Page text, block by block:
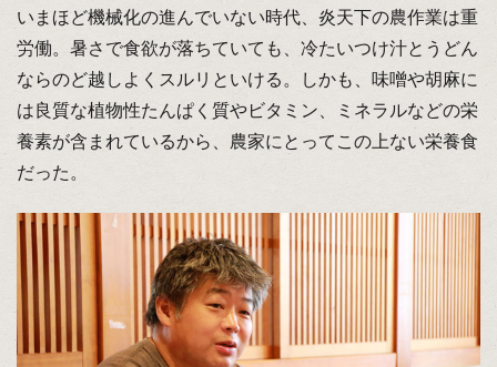
いまほど機械化の進んでいない時代、炎天下の農作業は重
労働。暑さで食欲が落ちていても、冷たいつけ汁とうどん
ならのど越しよくスルリといける。しかも、味噌や胡麻に
は良質な植物性たんぱく質やビタミン、ミネラルなどの栄
養素が含まれているから、農家にとってこの上ない栄養食
だった。